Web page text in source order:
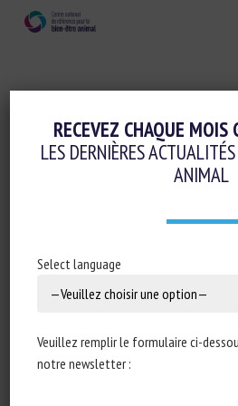
Logement et
OWNER DEMOGRAPHIC
HOUSING PROVISION
3 juin 2022
RECEVEZ CHAQUE
LES DERNIÈRES
ANIMAL
Select language
Veuillez remplir le formulaire ci-
notre newsletter :